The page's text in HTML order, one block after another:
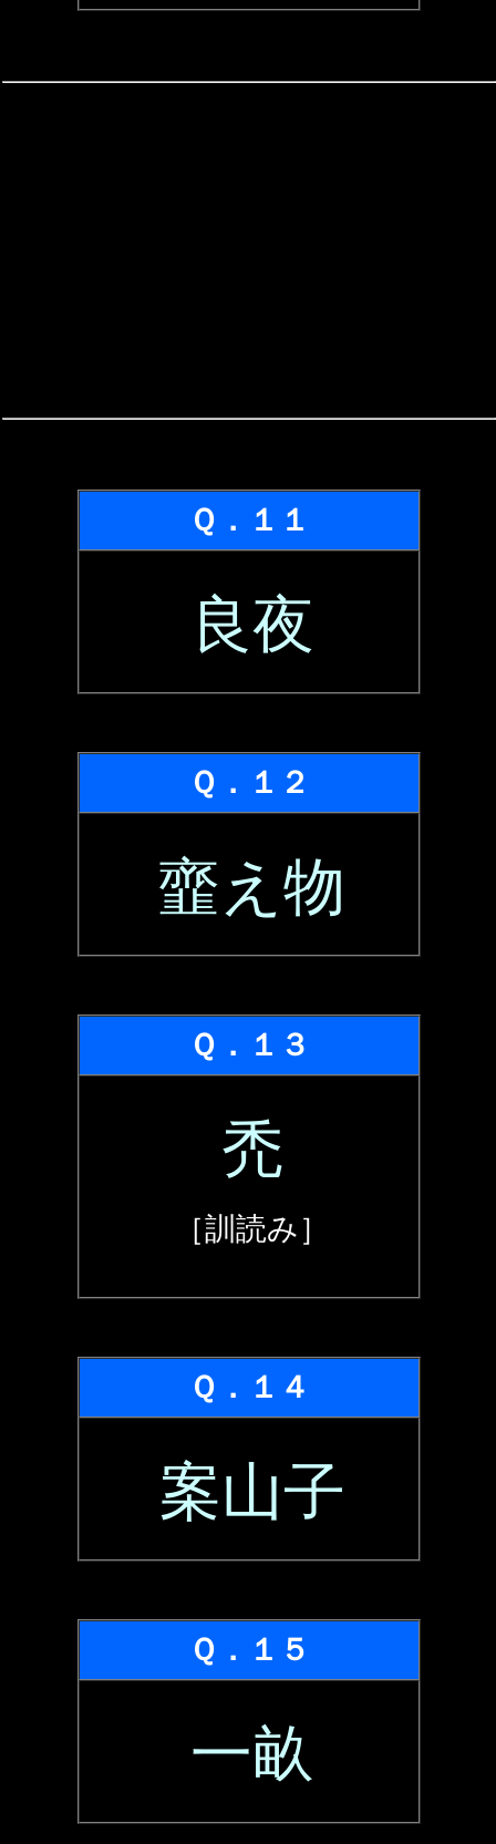
Ｑ．１１
良夜
Ｑ．１２
韲え物
Ｑ．１３
禿
［訓読み］
Ｑ．１４
案山子
Ｑ．１５
一畝